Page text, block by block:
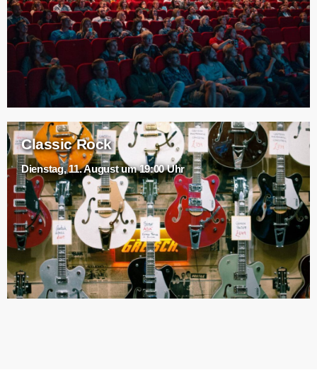
Classic Rock
Dienstag, 11. August um 19:00 Uhr